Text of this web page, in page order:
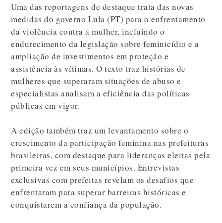
Uma das reportagens de destaque trata das novas
medidas do governo Lula (PT) para o enfrentamento
da violência contra a mulher, incluindo o
endurecimento da legislação sobre feminicídio e a
ampliação de investimentos em proteção e
assistência às vítimas. O texto traz histórias de
mulheres que superaram situações de abuso e
especialistas analisam a eficiência das políticas
públicas em vigor.
A edição também traz um levantamento sobre o
crescimento da participação feminina nas prefeituras
brasileiras, com destaque para lideranças eleitas pela
primeira vez em seus municípios. Entrevistas
exclusivas com prefeitas revelam os desafios que
enfrentaram para superar barreiras históricas e
conquistarem a confiança da população.